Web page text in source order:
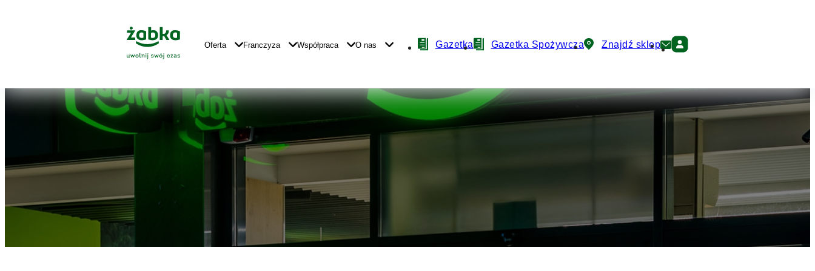
Główne
Logo
Główna
Nawigacja
Oferta Franczyza Współpraca O nas
NawigacjaGazetka Gazetka Spożywcza Znajdź sklep